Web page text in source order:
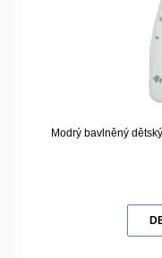
Modrý bavlněný